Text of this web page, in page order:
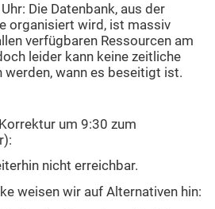
Die Datenbank, aus der
organisiert wird, ist massiv
verfügbaren Ressourcen am
leider kann keine zeitliche
wann es beseitigt ist.
um 9:30 zum
nicht erreichbar.
weisen wir auf Alternativen hin: